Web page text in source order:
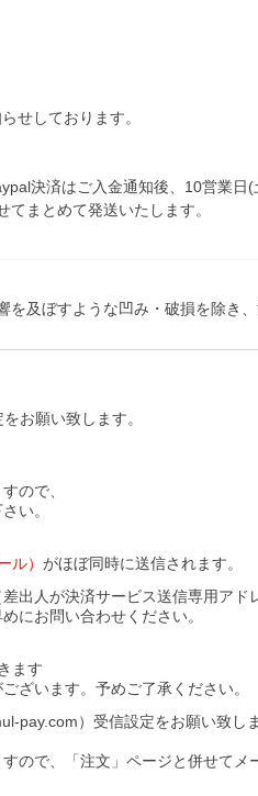
せしております。
決済はご入金通知後、10営業日
まとめて発送いたします。
及ぼすような凹み・破損を除き
お願い致します。
ので、
い。
ル） がほぼ同時に送信されます。
人が決済サービス送信専用アド
にお問い合わせください。
ます
ざいます。予めご了承ください。
pay.com）受信設定をお願い致しま
で、「注文」ページと併せてメ